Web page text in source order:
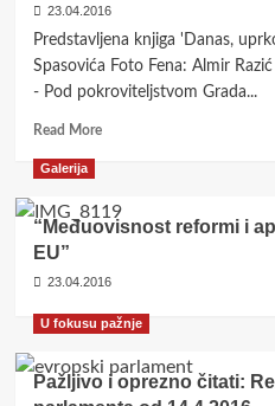
nisu
krivi
muslimani
nego
radikalne
grupe
23.04.2016
Predstavljena knjiga 'Danas,
Spasovića Foto Fena: Almir
- Pod pokroviteljstvom Grada...
Read MoreRead
knjiga
njima’
Grujice
Galerija
“Međuovisnost reformi i
EU”
23.04.2016
U fokusu pažnje
Pažljivo i oprezno čitati: